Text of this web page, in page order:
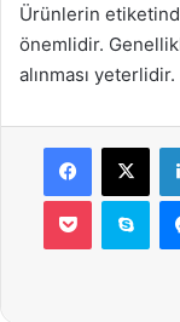
Ürünlerin
önemlidir.
alınması yeterlidir.
Facebook
X
Pocket